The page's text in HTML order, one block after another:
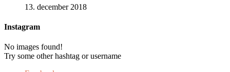
13. december 2018
Instagram
No images found!
Try some other hashtag or username